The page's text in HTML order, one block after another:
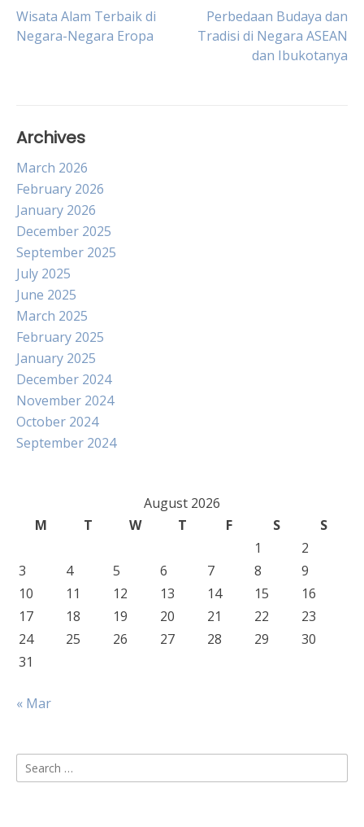
Post
Wisata Alam Terbaik di
Negara-Negara Eropa
Perbedaan Budaya dan
Tradisi di Negara ASEAN
dan Ibukotanya
Archives
March 2026
February 2026
January 2026
December 2025
September 2025
July 2025
June 2025
March 2025
February 2025
January 2025
December 2024
November 2024
October 2024
September 2024
August 2026
M
T W T F S
S
1
2
3
4 5 6 7 8
9
10
11 12 13 14 15
16
17
18 19 20 21 22
23
24
25 26 27 28 29
30
31
« Mar
Search
for: